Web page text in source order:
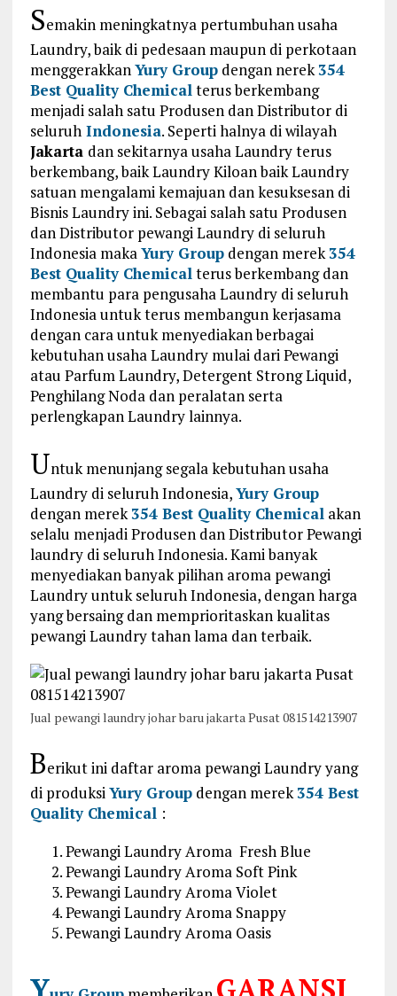
Semakin meningkatnya pertumbuhan usaha
Laundry, baik di pedesaan maupun di perkotaan
menggerakkanYury Groupdengan nerek354
Best Quality Chemicalterus berkembang
menjadi salah satu Produsen dan Distributor di
seluruhIndonesia. Seperti halnya di wilayah
Jakarta dan sekitarnya usaha Laundry terus
berkembang, baik Laundry Kiloan baik Laundry
satuan mengalami kemajuan dan kesuksesan di
Bisnis Laundry ini. Sebagai salah satu Produsen
dan Distributor pewangi Laundry di seluruh
Indonesia makaYury Groupdengan merek354
Best Quality Chemicalterus berkembang dan
membantu para pengusaha Laundry di seluruh
Indonesia untuk terus membangun kerjasama
dengan cara untuk menyediakan berbagai
kebutuhan usaha Laundry mulai dari Pewangi
atau Parfum Laundry, Detergent Strong Liquid,
Penghilang Noda dan peralatan serta
perlengkapan Laundry lainnya.
Untuk menunjang segala kebutuhan usaha
Laundry di seluruh Indonesia,Yury Group
dengan merek354 Best Quality Chemicalakan
selalu menjadi Produsen dan Distributor Pewangi
laundry di seluruh Indonesia. Kami banyak
menyediakan banyak pilihan aroma pewangi
Laundry untuk seluruh Indonesia, dengan harga
yang bersaing dan memprioritaskan kualitas
pewangi Laundry tahan lama dan terbaik.
Jual pewangi laundry johar baru jakarta Pusat 081514213907
Berikut ini daftar aroma pewangi Laundry yang
di produksiYury Groupdengan merek354 Best
Quality Chemical :
Pewangi Laundry Aroma Fresh Blue
Pewangi Laundry Aroma Soft Pink
Pewangi Laundry Aroma Violet
Pewangi Laundry Aroma Snappy
Pewangi Laundry Aroma Oasis